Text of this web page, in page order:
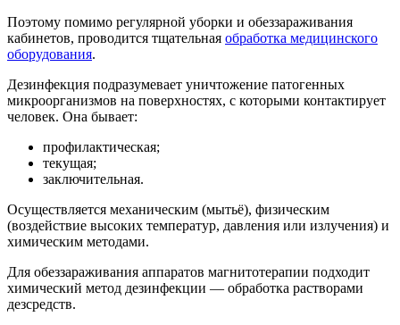
Поэтому помимо регулярной уборки и обеззараживания
кабинетов, проводится тщательная обработка медицинского
оборудования.
Дезинфекция подразумевает уничтожение патогенных
микроорганизмов на поверхностях, с которыми контактирует
человек. Она бывает:
профилактическая;
текущая;
заключительная.
Осуществляется механическим (мытьё), физическим
(воздействие высоких температур, давления или излучения) и
химическим методами.
Для обеззараживания аппаратов магнитотерапии подходит
химический метод дезинфекции — обработка растворами
дезсредств.